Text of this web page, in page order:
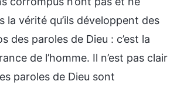
la vérité qu’ils développent des
des paroles de Dieu : c’est la
de l’homme. Il n’est pas clair
paroles de Dieu sont